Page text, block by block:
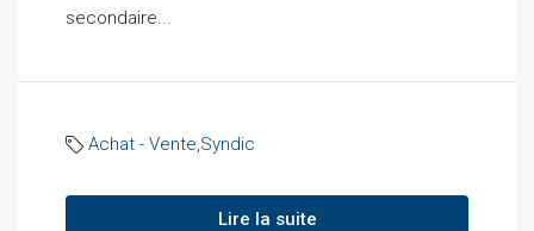
secondaire...
Achat - Vente,Syndic
Lire la suite